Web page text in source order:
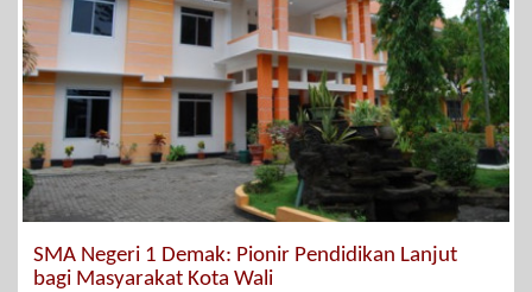
SMA Negeri 1 Demak: Pionir Pendidikan Lanjut
bagi Masyarakat Kota Wali